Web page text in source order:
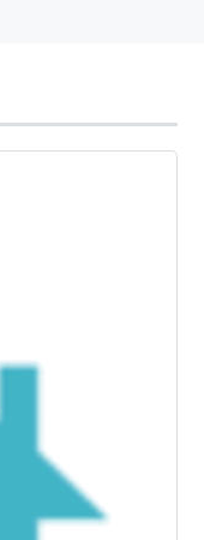
つ症状など
分程度の適度な
ぐしたり、遠く
極端な差は不快
らすため、室内
04/h0405-